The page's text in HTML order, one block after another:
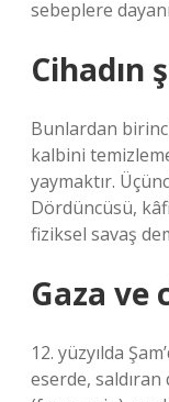
sebeplere
Cihadın
Bunlardan
kalbini
yaymaktır.
Dördüncüsü,
fiziksel savaş
Gaza ve
12. yüzyılda
eserde, saldıran